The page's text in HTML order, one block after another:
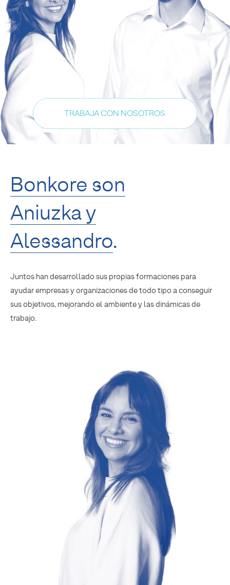
TRABAJA CON NOSOTROS
Bonkore son
Aniuzka y
Alessandro.
Juntos han desarrollado sus propias formaciones para
ayudar empresas y organizaciones de todo tipo a conseguir
sus objetivos, mejorando el ambiente y las dinámicas de
trabajo.